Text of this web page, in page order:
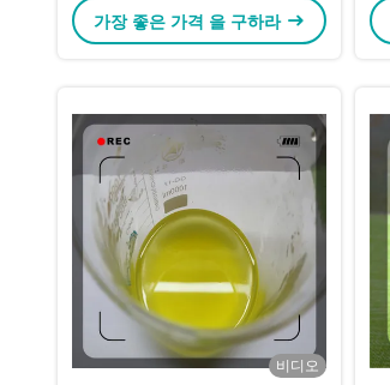
가장 좋은 가격 을 구하라
비디오